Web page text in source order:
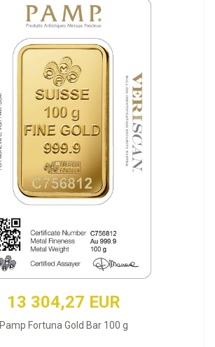
13 304,27 EUR
Pamp Fortuna Gold Bar 100 g